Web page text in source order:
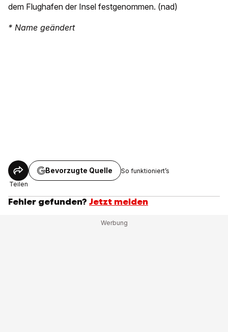
dem Flughafen der Insel festgenommen. (nad)
* Name geändert
Teilen
Bevorzugte Quelle So funktioniert’s
Fehler gefunden? Jetzt melden